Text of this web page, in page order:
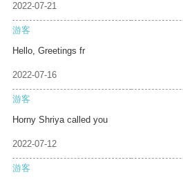
2022-07-21
游客
Hello, Greetings fr
2022-07-16
游客
Horny Shriya called you
2022-07-12
游客